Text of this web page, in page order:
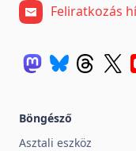
Feliratkozás
Böngésző
Asztali eszköz